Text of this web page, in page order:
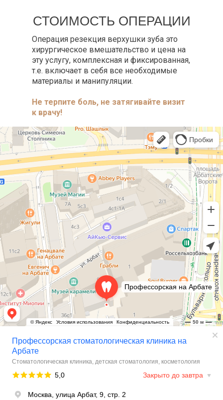
СТОИМОСТЬ ОПЕРАЦИИ
Операция резекция верхушки зуба это
хирургическое вмешательство и цена на
эту услугу, комплексная и фиксированная,
т.е. включает в себя все необходимые
материалы и манипуляции.
Не терпите боль, не затягивайте визит
к врачу!
Профессорская авторская стоматология
Стоматологическая клиника в Москве
Детская стоматология в Москве